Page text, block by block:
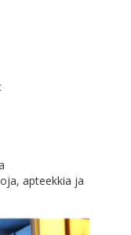
ap­teek­kia ja